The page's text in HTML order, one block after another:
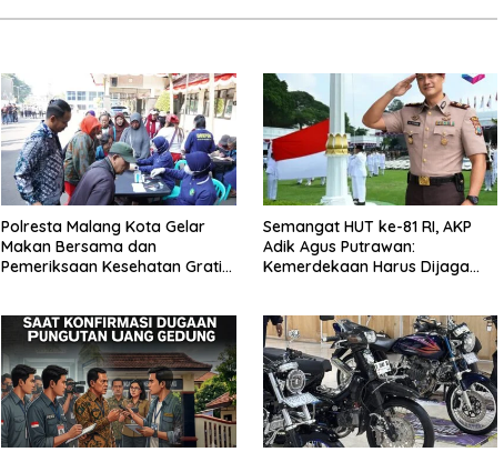
Polresta Malang Kota Gelar
Makan Bersama dan
Pemeriksaan Kesehatan Gratis,
Semangat HUT ke-81 RI, AKP
Adik Agus Putrawan:
Kemerdekaan Harus Dijaga